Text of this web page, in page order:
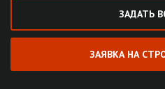
ЗАДАТЬ
ЗАЯВКА НА